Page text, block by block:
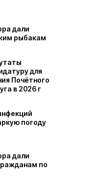
дали
рыбакам
для
Почётного
в 2026 г
погоду
дали
по